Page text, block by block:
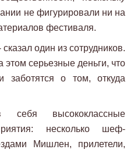
не фигурировали ни на
фестиваля.
один из сотрудников.
серьезные деньги, что
заботятся о том, откуда
высококлассные
несколько шеф-
Мишлен, прилетели,